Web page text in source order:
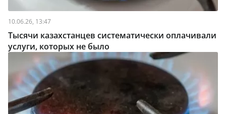
10.06.26, 13:47
Тысячи казахстанцев систематически оплачивали
услуги, которых не было